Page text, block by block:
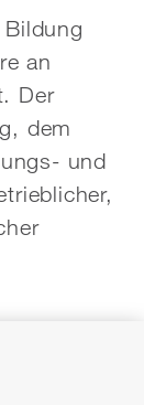
an
Der
dem
und